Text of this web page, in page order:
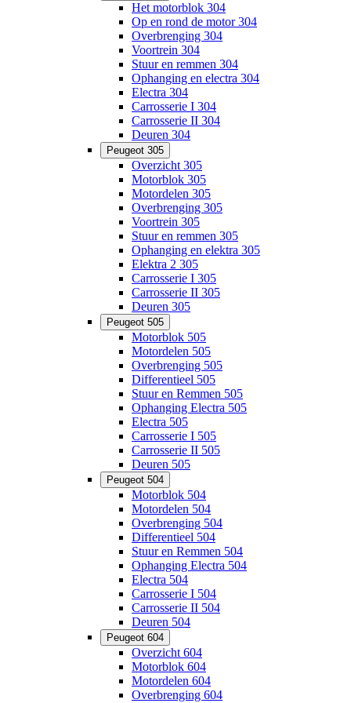
Het motorblok 304
Op en rond de motor 304
Overbrenging 304
Voortrein 304
Stuur en remmen 304
Ophanging en electra 304
Electra 304
Carrosserie I 304
Carrosserie II 304
Deuren 304
Peugeot 305
Overzicht 305
Motorblok 305
Motordelen 305
Overbrenging 305
Voortrein 305
Stuur en remmen 305
Ophanging en elektra 305
Elektra 2 305
Carrosserie I 305
Carrosserie II 305
Deuren 305
Peugeot 505
Motorblok 505
Motordelen 505
Overbrenging 505
Differentieel 505
Stuur en Remmen 505
Ophanging Electra 505
Electra 505
Carrosserie I 505
Carrosserie II 505
Deuren 505
Peugeot 504
Motorblok 504
Motordelen 504
Overbrenging 504
Differentieel 504
Stuur en Remmen 504
Ophanging Electra 504
Electra 504
Carrosserie I 504
Carrosserie II 504
Deuren 504
Peugeot 604
Overzicht 604
Motorblok 604
Motordelen 604
Overbrenging 604